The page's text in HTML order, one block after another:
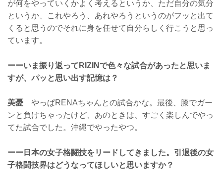
が何をやっていくかよく考えるというか、ただ自分の気分
というか、これやろう、あれやろうというのがフッと出て
くると思うのでそれに身を任せて自分らしく行こうと思っ
ています。
ーーいま振り返ってRIZINで色々な試合があったと思いま
すが、パッと思い出す記憶は？
美憂 やっぱRENAちゃんとの試合かな。最後、膝でガー
ンと負けちゃったけど、あのときは、すごく楽しんでやっ
てた試合でした。沖縄でやったやつ。
ーー日本の女子格闘技をリードしてきました。引退後の女
子格闘技界はどうなってほしいと思いますか？